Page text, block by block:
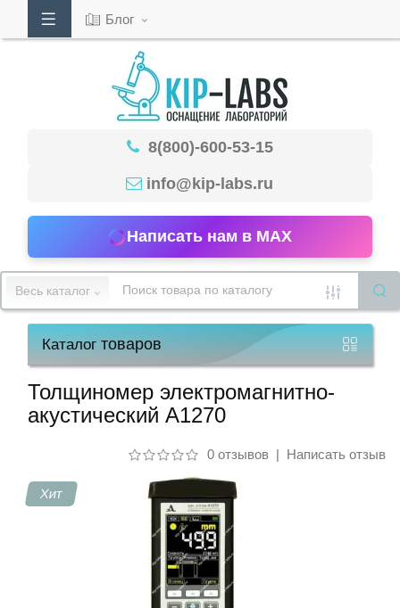
53-
15
работы
Блог
8(800)-600-53-15
info@kip-labs.ru
Написать нам в MAX
Весь каталог
Каталогтоваров
Толщиномер электромагнитно-
акустический А1270
0 отзывов| Написать отзыв
Хит